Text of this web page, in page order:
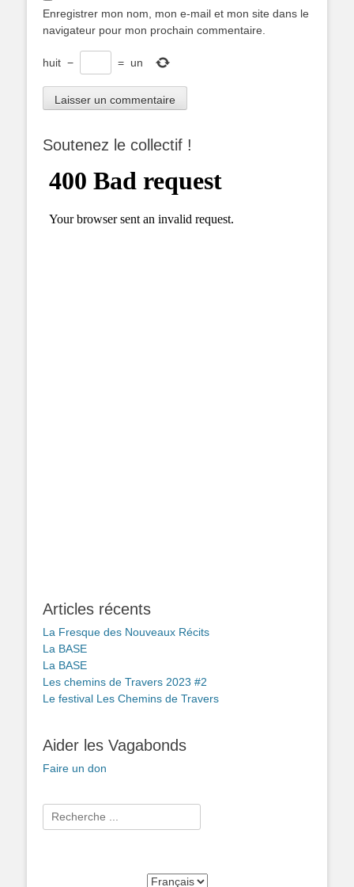
Enregistrer mon nom, mon e-mail et mon site dans le
navigateur pour mon prochain commentaire.
huit − = un
Soutenez le collectif !
Articles récents
La Fresque des Nouveaux Récits
La BASE
La BASE
Les chemins de Travers 2023 #2
Le festival Les Chemins de Travers
Aider les Vagabonds
Faire un don
Rechercher :